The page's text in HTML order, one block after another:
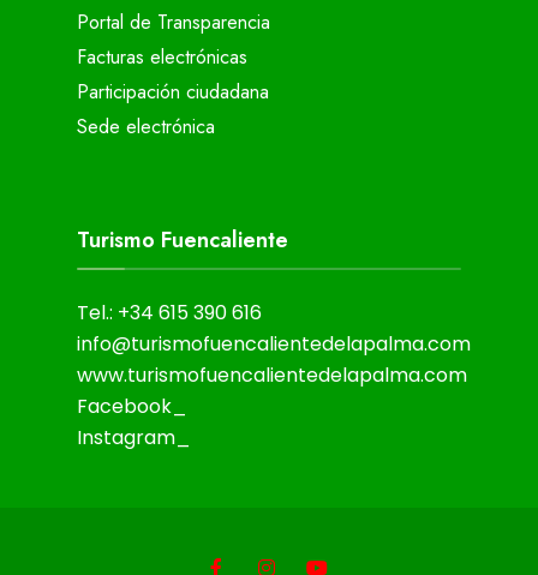
Portal de Transparencia
Facturas electrónicas
Participación ciudadana
Sede electrónica
Turismo Fuencaliente
Tel.: +34 615 390 616
info@turismofuencalientedelapalma.com
www.turismofuencalientedelapalma.com
Facebook_
Instagram_